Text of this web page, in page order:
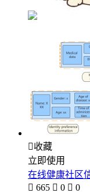
收藏
立即使用
在线健康社区
 665  0  0